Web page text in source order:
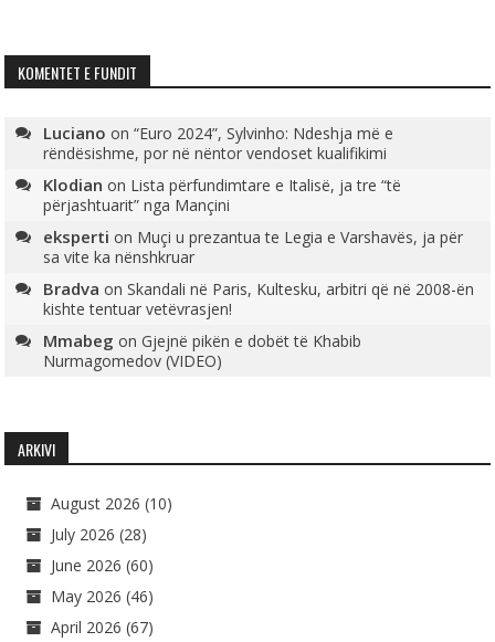
KOMENTET E FUNDIT
Luciano on“Euro 2024”, Sylvinho: Ndeshja më e
rëndësishme, por në nëntor vendoset kualifikimi
Klodian on Lista përfundimtare e Italisë, ja tre “të
përjashtuarit” nga Mançini
eksperti on Muçi u prezantua te Legia e Varshavës, ja për
sa vite ka nënshkruar
Bradva onSkandali në Paris, Kultesku, arbitri që në 2008-ën
kishte tentuar vetëvrasjen!
Mmabeg onGjejnë pikën e dobët të Khabib
Nurmagomedov (VIDEO)
ARKIVI
August 2026 (10)
July 2026 (28)
June 2026 (60)
May 2026 (46)
April 2026 (67)